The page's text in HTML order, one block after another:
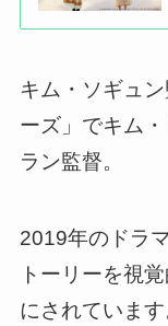
キム・ソギュ
ーズ」でキム
ラン監督。
2019年のドラ
トーリーを視
にされています